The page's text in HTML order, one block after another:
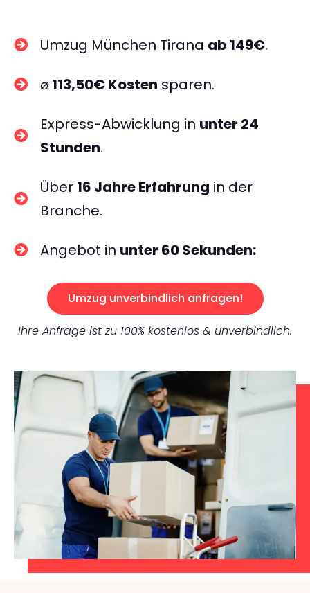
Umzug München Tirana ab 149€.
⌀ 113,50€ Kosten sparen.
Express-Abwicklung in unter 24
Stunden.
Über 16 Jahre Erfahrung in der
Branche.
Angebot in unter 60 Sekunden:
Umzug unverbindlich anfragen!
Ihre Anfrage ist zu 100% kostenlos & unverbindlich.